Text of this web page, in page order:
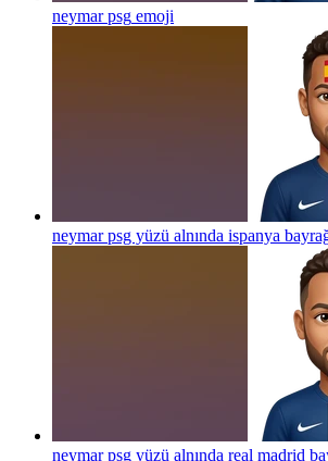
neymar psg emoji
neymar psg yüzü alnında ispanya
neymar psg yüzü alnında real madrid